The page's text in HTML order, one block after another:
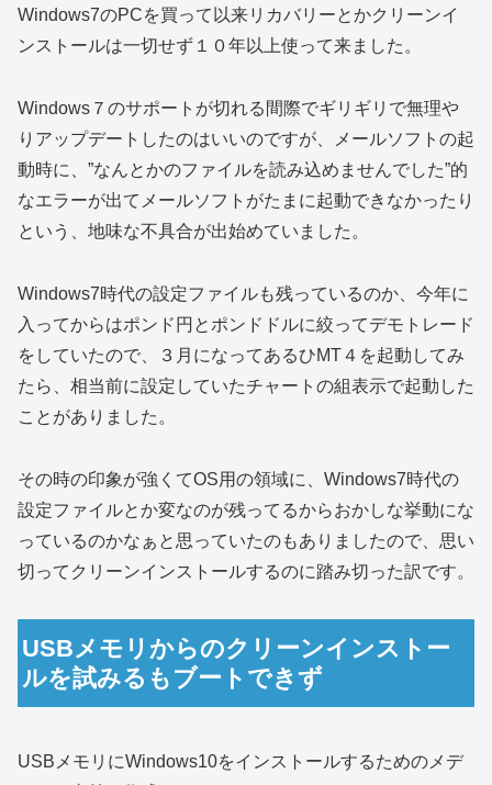
Windows7のPCを買って以来リカバリーとかクリーンイ
ンストールは一切せず１０年以上使って来ました。
Windows７のサポートが切れる間際でギリギリで無理や
りアップデートしたのはいいのですが、メールソフトの起
動時に、”なんとかのファイルを読み込めませんでした”的
なエラーが出てメールソフトがたまに起動できなかったり
という、地味な不具合が出始めていました。
Windows7時代の設定ファイルも残っているのか、今年に
入ってからはポンド円とポンドドルに絞ってデモトレード
をしていたので、３月になってあるひMT４を起動してみ
たら、相当前に設定していたチャートの組表示で起動した
ことがありました。
その時の印象が強くてOS用の領域に、Windows7時代の
設定ファイルとか変なのが残ってるからおかしな挙動にな
っているのかなぁと思っていたのもありましたので、思い
切ってクリーンインストールするのに踏み切った訳です。
USBメモリからのクリーンインストー
ルを試みるもブートできず
USBメモリにWindows10をインストールするためのメデ